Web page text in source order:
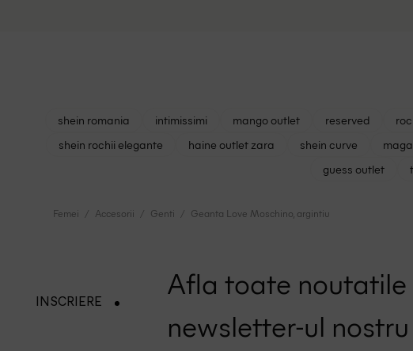
shein romania intimissimi mango outlet reserved
shein rochii elegante
haine outlet zara shein curve
guess outlet
Femei Accesorii Genti Geanta Love Moschino, argintiu
INSCRIERE
Afla toate
newsletter-ul nostru